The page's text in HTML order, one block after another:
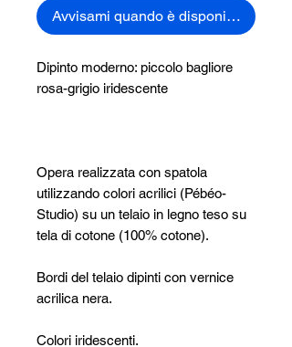
Avvisami quando è disponibile
Dipinto moderno: piccolo bagliore
rosa-grigio iridescente
Opera realizzata con spatola
utilizzando colori acrilici (Pébéo-
Studio) su un telaio in legno teso su
tela di cotone (100% cotone).
Bordi del telaio dipinti con vernice
acrilica nera.
Colori iridescenti.